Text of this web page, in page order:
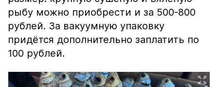
рыбу можно приобрести и за 500-800
рублей. За вакуумную упаковку
придётся дополнительно заплатить по
100 рублей.